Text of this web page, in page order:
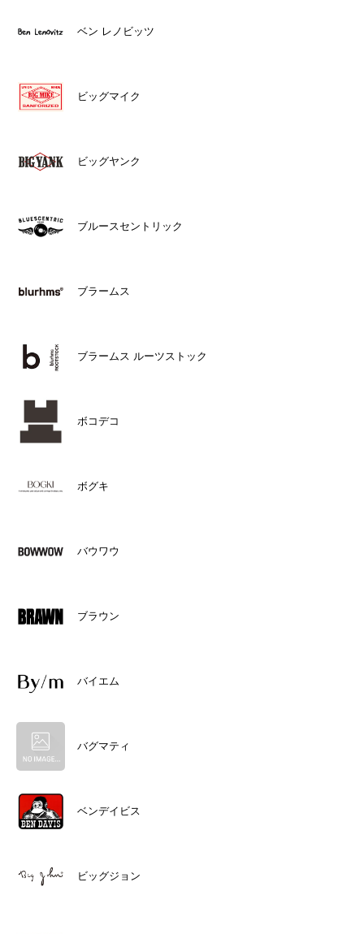
ベン レノビッツ
ビッグマイク
ビッグヤンク
ブルースセントリック
ブラームス
ブラームス ルーツストック
ボコデコ
ボグキ
バウワウ
ブラウン
バイエム
バグマティ
ベンデイビス
ビッグジョン